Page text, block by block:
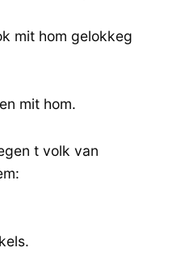
mit hom gelokkeg
mit hom.
t volk van